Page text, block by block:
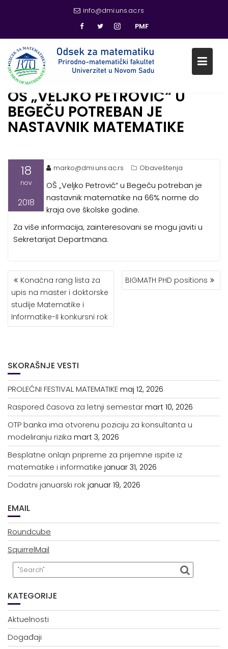
Skip
content
info@dmi.uns.ac.rs
PMF
OŠ „VELJKO PETROVIĆ“ U
BEGEČU POTREBAN JE
NASTAVNIK MATEMATIKE
18
nov
2018
marko@dmi.uns.ac.rs Obaveštenja
OŠ „Veljko Petrović“ u Begeču potreban je
nastavnik matematike na 66% norme do
kraja ove školske godine.
Za više informacija, zainteresovani se mogu javiti u
Sekretarijat Departmana.
KRETANJE
ČLANKA
Konačna rang lista za
upis na master i doktorske
studije Matematike i
Informatike-II konkursni rok
BIGMATH PHD positions
SKORAŠNJE VESTI
PROLEĆNI FESTIVAL MATEMATIKE maj 12, 2026
Raspored časova za letnji semestar mart 10, 2026
OTP banka ima otvorenu poziciju za konsultanta u
modeliranju rizika mart 3, 2026
Besplatne onlajn pripreme za prijemne ispite iz
matematike i informatike januar 31, 2026
Dodatni januarski rok januar 19, 2026
EMAIL
Roundcube
SquirrelMail
KATEGORIJE
Aktuelnosti
Događaji